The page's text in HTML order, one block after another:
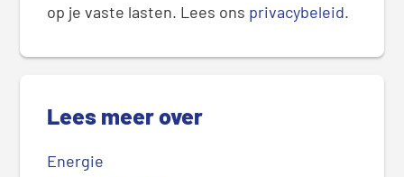
op je vaste lasten. Lees ons privacybeleid.
Lees meer over
Energie